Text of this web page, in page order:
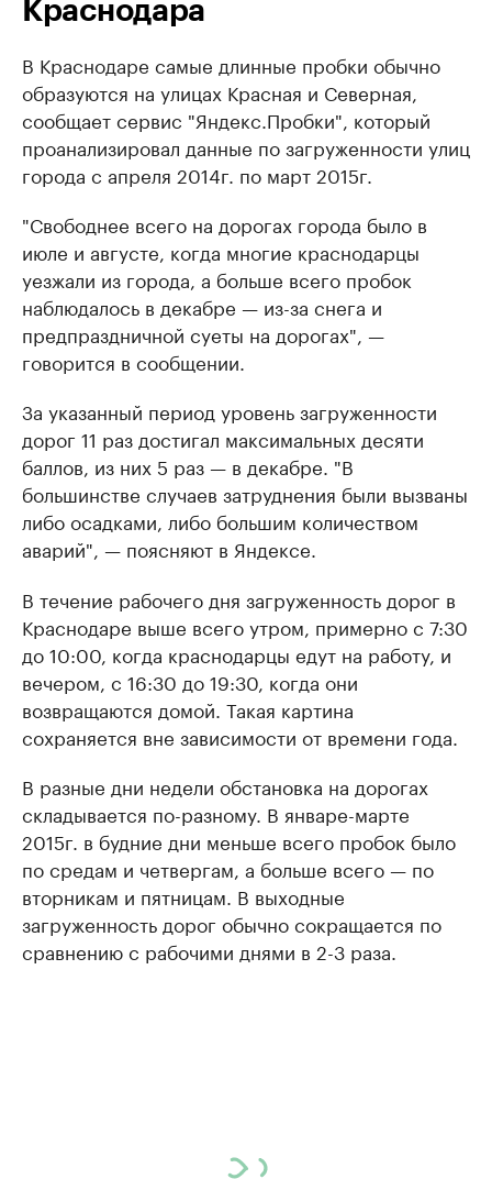
Краснодара
В Краснодаре самые длинные пробки обычно
образуются на улицах Красная и Северная,
сообщает сервис "Яндекс.Пробки", который
проанализировал данные по загруженности улиц
города с апреля 2014г. по март 2015г.
"Свободнее всего на дорогах города было в
июле и августе, когда многие краснодарцы
уезжали из города, а больше всего пробок
наблюдалось в декабре — из-за снега и
предпраздничной суеты на дорогах", —
говорится в сообщении.
За указанный период уровень загруженности
дорог 11 раз достигал максимальных десяти
баллов, из них 5 раз — в декабре. "В
большинстве случаев затруднения были вызваны
либо осадками, либо большим количеством
аварий", — поясняют в Яндексе.
В течение рабочего дня загруженность дорог в
Краснодаре выше всего утром, примерно с 7:30
до 10:00, когда краснодарцы едут на работу, и
вечером, с 16:30 до 19:30, когда они
возвращаются домой. Такая картина
сохраняется вне зависимости от времени года.
В разные дни недели обстановка на дорогах
складывается по-разному. В январе-марте
2015г. в будние дни меньше всего пробок было
по средам и четвергам, а больше всего — по
вторникам и пятницам. В выходные
загруженность дорог обычно сокращается по
сравнению с рабочими днями в 2-3 раза.